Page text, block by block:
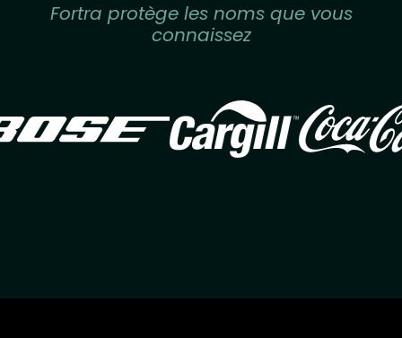
Fortra protège les noms que vous
connaissez
Image